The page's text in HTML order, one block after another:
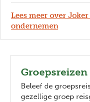
Lees meer over
ondernemen
Groepsreizen
Beleef de
gezellige groep